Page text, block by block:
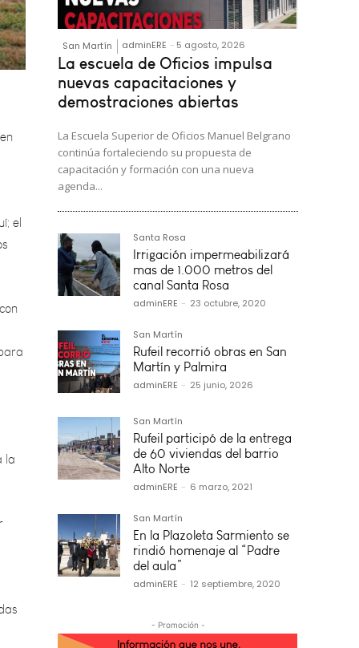
San Martín adminERE - 5 agosto, 2026
La escuela de Oficios impulsa
nuevas capacitaciones y
demostraciones abiertas
La Escuela Superior de Oficios Manuel Belgrano
continúa fortaleciendo su propuesta de
capacitación y formación con una nueva
agenda...
Santa Rosa
Irrigación impermeabilizará
mas de 1.000 metros del
canal Santa Rosa
adminERE - 23 octubre, 2020
San Martín
Rufeil recorrió obras en San
Martín y Palmira
adminERE - 25 junio, 2026
San Martín
Rufeil participó de la entrega
de 60 viviendas del barrio
Alto Norte
adminERE - 6 marzo, 2021
San Martín
En la Plazoleta Sarmiento se
rindió homenaje al “Padre
del aula”
adminERE - 12 septiembre, 2020
- Promoción -